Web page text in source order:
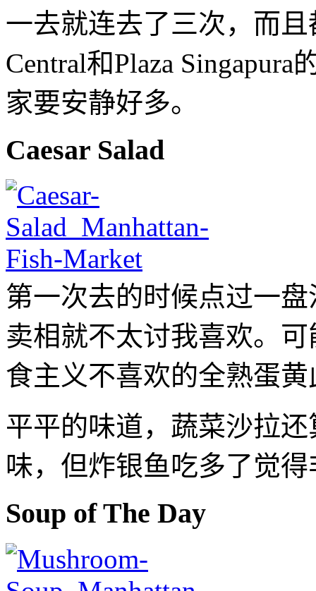
一去就连去了三次，而且
Central和Plaza
家要安静好多。
Caesar Salad
第一次去的时候点过一
卖相就不太讨我喜欢。
食主义不喜欢的全熟蛋
平平的味道，蔬菜沙拉
味，但炸银鱼吃多了觉
Soup of The Day